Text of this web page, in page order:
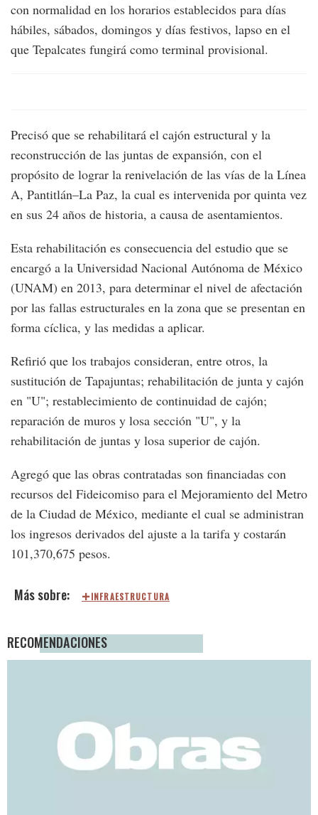
con normalidad en los horarios establecidos para días
hábiles, sábados, domingos y días festivos, lapso en el
que Tepalcates fungirá como terminal provisional.
Precisó que se rehabilitará el cajón estructural y la
reconstrucción de las juntas de expansión, con el
propósito de lograr la renivelación de las vías de la Línea
A, Pantitlán–La Paz, la cual es intervenida por quinta vez
en sus 24 años de historia, a causa de asentamientos.
Esta rehabilitación es consecuencia del estudio que se
encargó a la Universidad Nacional Autónoma de México
(UNAM) en 2013, para determinar el nivel de afectación
por las fallas estructurales en la zona que se presentan en
forma cíclica, y las medidas a aplicar.
Refirió que los trabajos consideran, entre otros, la
sustitución de Tapajuntas; rehabilitación de junta y cajón
en "U"; restablecimiento de continuidad de cajón;
reparación de muros y losa sección "U", y la
rehabilitación de juntas y losa superior de cajón.
Agregó que las obras contratadas son financiadas con
recursos del Fideicomiso para el Mejoramiento del Metro
de la Ciudad de México, mediante el cual se administran
los ingresos derivados del ajuste a la tarifa y costarán
101,370,675 pesos.
INFRAESTRUCTURA
RECOMENDACIONES